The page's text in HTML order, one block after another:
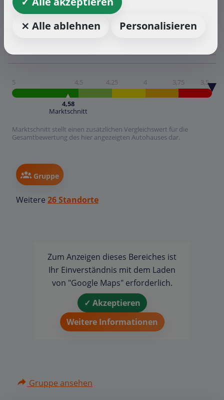
5 4,5 4,25 4 3,75 3,5
4,58
Marktschnitt
Marktschnitt stellt einen zusätzlichen Vergleichswert für die
Gesamtbewertung des hier angezeigten Autohauses dar.
Gruppe
Weitere 26 Standorte
Zum Anzeigen dieses Bereiches ist
Ihr Einverständnis mit dem Laden
von "Google Maps" erforderlich.
✓ Akzeptieren
Weitere Informationen
Gruppe ansehen
⨯ Alle ablehnen
Personalisieren